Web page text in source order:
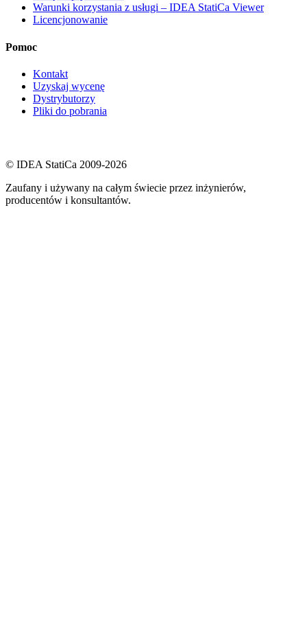
Warunki korzystania z usługi – IDEA StatiCa Viewer
Licencjonowanie
Pomoc
Kontakt
Uzyskaj wycenę
Dystrybutorzy
Pliki do pobrania
© IDEA StatiCa 2009-2026
Zaufany i używany na całym świecie przez inżynierów,
producentów i konsultantów.